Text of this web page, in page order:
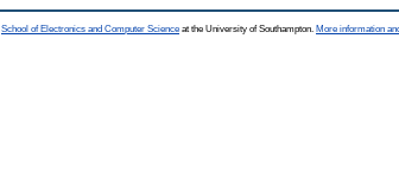
School of Electronics and Computer Science at the University of Southampton. More information